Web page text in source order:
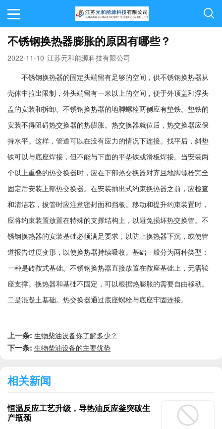
不锈钢换热器膨胀的原因有哪些？
2022-11-10 江苏元和能源科技有限公司
不锈钢换热器的固定头端留有足够的空间，供不锈钢换热器从
壳体中拉出限制，外头端留有一米以上的空间，便于外顶盖和浮头
盖的安装和拆卸。不锈钢换热器的地脚螺栓两侧应有垫铁。垫铁的
安装不得阻碍热交换器的热膨胀。热交换器就位后，热交换器应保
持水平。这样，管道可以在没有应力的情况下连接。找平后，斜垫
铁可以与底座焊接，但不能与下面的平垫铁或滑板焊接。当安装两
个以上重叠的热交换器时，应在下部热交换器对齐且地脚螺栓完全
固定后安装上部热交换器。在安装抽出式约束换热器之前，应检查
和清洁芯，拔管时应注意密封面和挡板。移动和提升约束装置时，
应将约束装置放置在特殊的支撑结构上，以避免损坏热交换管。不
锈钢换热器的安装基础必须满足要求，以防止换热器下沉，或使管
道报告过度变形，以使换热器持续吸收。基础一般分为两种类型：
一种是砖鞍式基础。不锈钢换热器直接放置在鞍座基础上，无需鞍
座支撑。换热器和基础不固定，可以根据热膨胀的需要自由移动。
二是混凝土基础。热交换器通过底座螺栓与底座牢固连接。
上一条: 生物柴油设备你了解多少？
下一条: 生物柴油设备的主要优势
相关新闻
恒温反应工艺升级，导热油反应釜突破生
产瓶颈